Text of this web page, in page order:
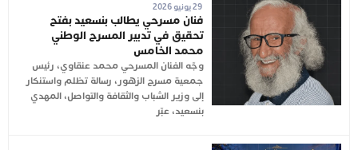
29 يونيو 2026
فنان مسرحي يطالب بنسعيد بفتح
تحقيق في تدبير المسرح الوطني
محمد الخامس
وجّه الفنان المسرحي محمد عنقاوي، رئيس
جمعية مسرح الزهور، رسالة تظلم واستنكار
إلى وزير الشباب والثقافة والتواصل، المهدي
بنسعيد، عبّر